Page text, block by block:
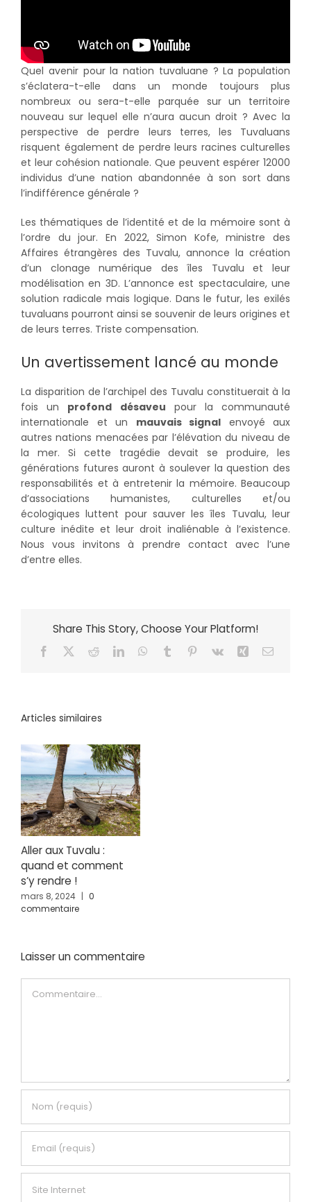
Quel avenir pour la nation tuvaluane ? La population
s’éclatera-t-elle dans un monde toujours plus
nombreux ou sera-t-elle parquée sur un territoire
nouveau sur lequel elle n’aura aucun droit ? Avec la
perspective de perdre leurs terres, les Tuvaluans
risquent également de perdre leurs racines culturelles
et leur cohésion nationale. Que peuvent espérer 12000
individus d’une nation abandonnée à son sort dans
l’indifférence générale ?
Les thématiques de l’identité et de la mémoire sont à
l’ordre du jour. En 2022, Simon Kofe, ministre des
Affaires étrangères des Tuvalu, annonce la création
d’un clonage numérique des îles Tuvalu et leur
modélisation en 3D. L’annonce est spectaculaire, une
solution radicale mais logique. Dans le futur, les exilés
tuvaluans pourront ainsi se souvenir de leurs origines et
de leurs terres. Triste compensation.
Un avertissement lancé au monde
La disparition de l’archipel des Tuvalu constituerait à la
fois un profond désaveu pour la communauté
internationale et un mauvais signal envoyé aux
autres nations menacées par l’élévation du niveau de
la mer. Si cette tragédie devait se produire, les
générations futures auront à soulever la question des
responsabilités et à entretenir la mémoire. Beaucoup
d’associations humanistes, culturelles et/ou
écologiques luttent pour sauver les îles Tuvalu, leur
culture inédite et leur droit inaliénable à l’existence.
Nous vous invitons à prendre contact avec l’une
d’entre elles.
Share This Story, Choose Your Platform!
Facebook RedditLinkedInWhatsApp
Tumblr Pinterest
Vk Xing Email
Articles similaires
Aller aux Tuvalu :
quand et comment
s’y rendre !
mars 8, 2024 | 0
commentaire
Laisser un commentaire